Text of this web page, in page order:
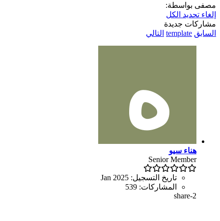
مصفى بواسطة:
إلغاء تحديد الكل
مشاركات جديدة
السابق template التالي
هناء سيو
Senior Member
تاريخ التسجيل: Jan 2025
المشاركات: 539
share-2